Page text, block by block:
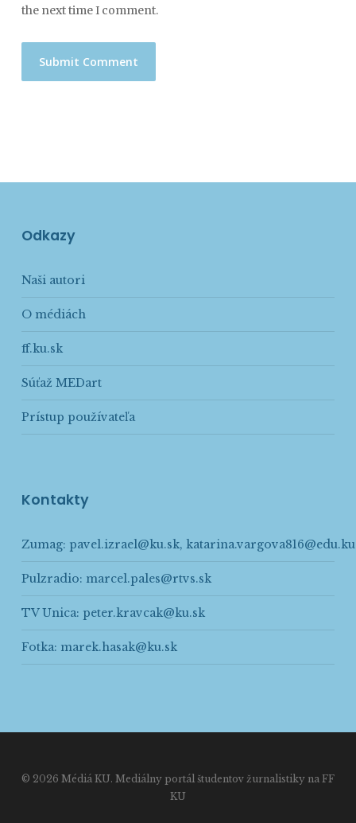
the next time I comment.
Odkazy
Naši autori
O médiách
ff.ku.sk
Súťaž MEDart
Prístup používateľa
Kontakty
Zumag: pavel.izrael@ku.sk,
Pulzradio: marcel.pales@rtvs.sk
TV Unica: peter.kravcak@ku.sk
Fotka: marek.hasak@ku.sk
© 2026 Médiá KU. Mediálny portál študentov žurnalistiky na FF
KU